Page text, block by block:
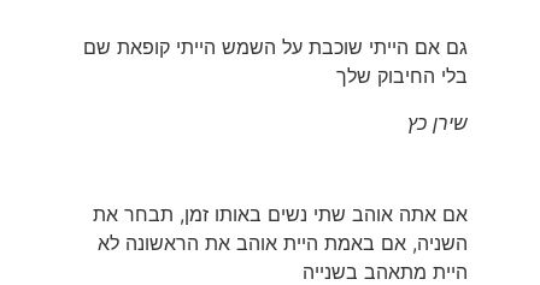
גם אם הייתי שוכבת על השמש הייתי קופאת שם
בלי החיבוק שלך
שירן כץ
אם אתה אוהב שתי נשים באותו זמן, תבחר את
השניה, אם באמת היית אוהב את הראשונה לא
היית מתאהב בשנייה